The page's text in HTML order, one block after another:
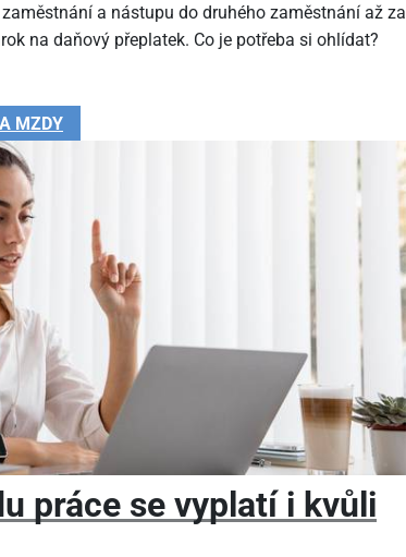
a nástupu do druhého zaměstnání až za
na daňový přeplatek. Co je potřeba si ohlídat?
MZDY
práce se vyplatí i kvůli